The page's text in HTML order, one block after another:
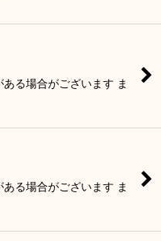
る場合がございます ま
る場合がございます ま